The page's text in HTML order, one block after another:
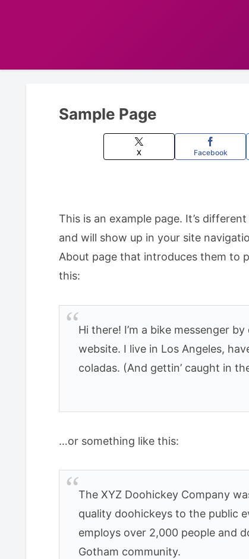
Sample Page
X Facebook
This is an example page. It’s
and will show up in your site
About page that introduces them to
this:
Hi there! I’m a bike messenger
website. I live in Los Angeles,
coladas. (And gettin’ caught in
…or something like this:
The XYZ Doohickey Company
quality doohickeys to the public
employs over 2,000 people and
Gotham community.